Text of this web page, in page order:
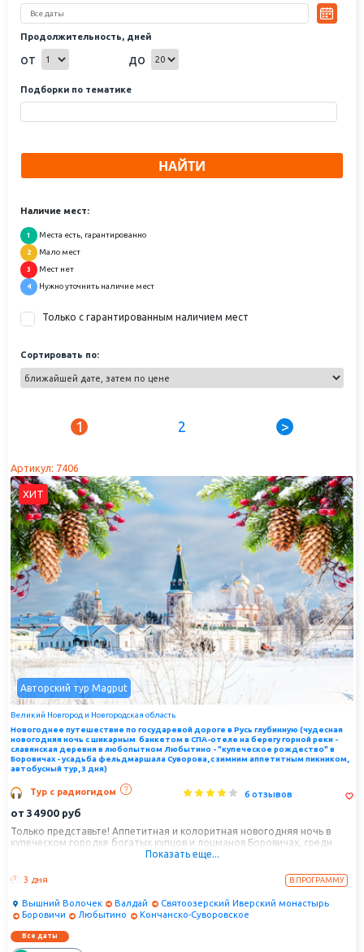
Продолжительность, дней
от до
Подборки по тематике
НАЙТИ
Наличие мест:
1 Места есть, гарантированно
2 Мало мест
3 Мест нет
4 Нужно уточнить наличие мест
Только с гарантированным наличием мест
Сортировать по:
1 2 >
Артикул: 7406
Авторский тур Magput
ХИТ
Великий Новгород и Новгородская область
Новогоднее путешествие по государевой дороге в Русь глубинную (чудесная
новогодняя ночь с шикарным банкетом в СПА-отеле на берегу горной реки -
славянская деревня в любопытном Любытино - "купеческое рождество" в
Боровичах - усадьба фельдмаршала Суворова, с зимним аппетитным пикником,
автобусный тур, 3 дня)
Тур с радиогидом 6 отзывов
от 34900 руб
Только представьте! Аппетитная и колоритная новогодняя ночь в
купеческом городке богатых купцов и лоцманов Боровичах, среди
белоснежной вотчины Морозко — мохнатые, в шапках снега, лапы
вкусный прозрачный воздух! Промчимся с бубенцами по хрустальному
озерному царству, укутанной снежком Тверской Венеции и
Валдайскому национальному парку, поищем бронзовых волчков в
Вышнем Волочке и насладимся пейзажами и святостью Иверского
островного монастыря на Валдае. 1 января нас ждет путешествие по
сказочной таежной стране, которую называют Новгородской
Швейцарией, веселый пикник с аппетитным шашлычком, пирогами и
Показать еще...
3 дня В ПРОГРАММУ
Вышний Волочек Валдай
Святоозерский Иверский монастырь
Боровичи
Любытино Кончанско-Суворовское
Все даты